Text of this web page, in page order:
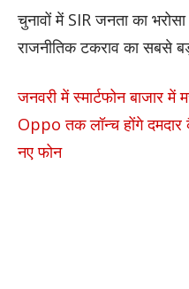
चुनावों में SIR जनता का
राजनीतिक टकराव का सबसे
जनवरी में स्मार्टफोन बाजार
Oppo तक लॉन्च होंगे दमदार
नए फोन